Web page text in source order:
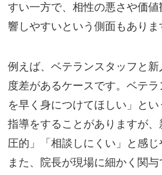
すい一方で、相性の悪さや価
響しやすいという側面もありま
例えば、ベテランスタッフと
度差があるケースです。ベテ
を早く身につけてほしい」と
指導をすることがありますが
圧的」「相談しにくい」と感じ
また、院長が現場に細かく関